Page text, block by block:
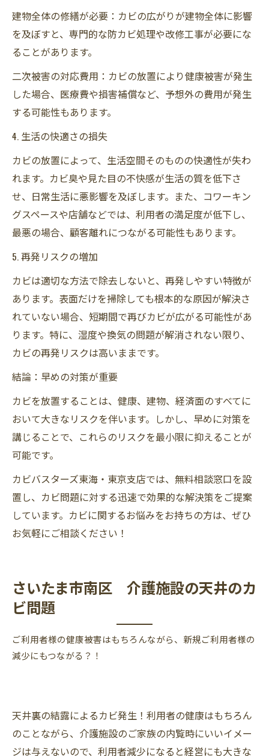
建物全体の修繕が必要：カビの広がりが建物全体に影響
を及ぼすと、専門的な防カビ処理や改修工事が必要にな
ることがあります。
二次被害の対応費用：カビの放置により健康被害が発生
した場合、医療費や損害補償など、予想外の費用が発生
する可能性もあります。
4. 生活の快適さの損失
カビの放置によって、生活空間そのものの快適性が失わ
れます。カビ臭や見た目の不快感が生活の質を低下さ
せ、日常生活に悪影響を及ぼします。また、コワーキン
グスペースや店舗などでは、利用者の満足度が低下し、
最悪の場合、顧客離れにつながる可能性もあります。
5. 再発リスクの増加
カビは適切な方法で除去しないと、再発しやすい特徴が
あります。表面だけを掃除しても根本的な原因が解決さ
れていない場合、短期間で再びカビが広がる可能性があ
ります。特に、湿度や換気の問題が解消されない限り、
カビの再発リスクは高いままです。
結論：早めの対策が重要
カビを放置することは、健康、建物、経済面のすべてに
おいて大きなリスクを伴います。しかし、早めに対策を
講じることで、これらのリスクを最小限に抑えることが
可能です。
カビバスターズ東海・東京支店では、無料相談窓口を設
置し、カビ問題に対する迅速で効果的な解決策をご提案
しています。カビに関するお悩みをお持ちの方は、ぜひ
お気軽にご相談ください！
さいたま市南区 介護施設の天井のカ
ビ問題
ご利用者様の健康被害はもちろんながら、新規ご利用者様の
減少にもつながる？！
天井裏の結露によるカビ発生！利用者の健康はもちろん
のことながら、介護施設のご家族の内覧時にいいイメー
ジは与えないので、利用者減少になると経営にも大きな